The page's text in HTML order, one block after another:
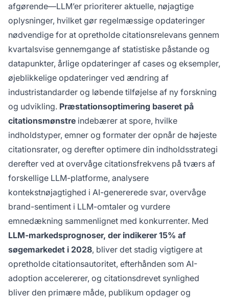
afgørende—LLM’er prioriterer aktuelle, nøjagtige
oplysninger, hvilket gør regelmæssige opdateringer
nødvendige for at opretholde citationsrelevans gennem
kvartalsvise gennemgange af statistiske påstande og
datapunkter, årlige opdateringer af cases og eksempler,
øjeblikkelige opdateringer ved ændring af
industristandarder og løbende tilføjelse af ny forskning
og udvikling. Præstationsoptimering baseret på
citationsmønstre indebærer at spore, hvilke
indholdstyper, emner og formater der opnår de højeste
citationsrater, og derefter optimere din indholdsstrategi
derefter ved at overvåge citationsfrekvens på tværs af
forskellige LLM-platforme, analysere
kontekstnøjagtighed i AI-genererede svar, overvåge
brand-sentiment i LLM-omtaler og vurdere
emnedækning sammenlignet med konkurrenter. Med
LLM-markedsprognoser, der indikerer 15% af
søgemarkedet i 2028, bliver det stadig vigtigere at
opretholde citationsautoritet, efterhånden som AI-
adoption accelererer, og citationsdrevet synlighed
bliver den primære måde, publikum opdager og